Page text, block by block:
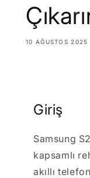
10 AĞUSTOS 2025
Giriş
Samsung
kapsamlı
akıllı